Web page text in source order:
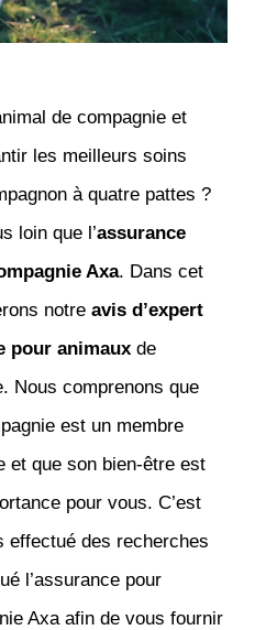
de compagnie et
les meilleurs soins
à quatre pattes ?
loin que l’assurance
Axa. Dans cet
notre avis d’expert
pour animauxde
Nous comprenons que
est un membre
et que son bien-être est
pour vous. C’est
effectué des recherches
l’assurance pour
Axa afin de vous fournir